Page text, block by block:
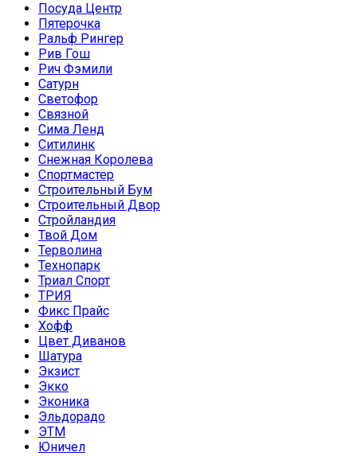
Посуда Центр
Пятерочка
Ральф Рингер
Рив Гош
Рич Фэмили
Сатурн
Светофор
Связной
Сима Ленд
Ситилинк
Снежная Королева
Спортмастер
Строительный Бум
Строительный Двор
Стройландия
Твой Дом
Терволина
Технопарк
Триал Спорт
ТРИЯ
Фикс Прайс
Хофф
Цвет Диванов
Шатура
Экзист
Экко
Эконика
Эльдорадо
ЭТМ
Юничел